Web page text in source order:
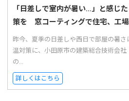
「日差しで室内が暑い…」と感じ
策を 窓コーティングで住宅、工
昨今、夏季の日差しや西日で部屋の暑さ
温対策に、小田原市の建築総合技術会
の...
詳しくはこちら